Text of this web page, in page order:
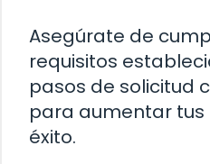
Asegúrate de
requisitos
pasos de solicitud
para aumentar
éxito.